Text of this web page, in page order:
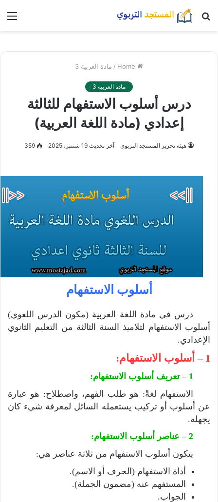
بحث
/ مادة العربية 3
مادة العربية 3
درس أسلوب الاستفهام للثالثة
إعدادي (مادة اللغة العربية)
هيئة تحرير المستجد التربوي آخر تحديث 19 شتنبر، 2025 359
أسلوب الاستفهام
درس في مادة اللغة العربية (مكون الدرس اللغوي)
أسلوب الاستفهام لتلاميذ السنة الثالثة من التعليم الثانوي
الإعدادي.
I – أسلوب الاستفهام:
1 – تعريف أسلوب الاستفهام:
الاستفهام لغةً: هو طلب الفهم، واصطلاح: هو عبارة
عن أسلوب أو تركيب يستعمله السائل لمعرفة شيء كان
يجهله.
2 – عناصر أسلوب الاستفهام:
يتكون أسلوب الاستفهام من ثلاثة عناصر هي:
أداة الاستفهام (الحرف أو الاسم).
المستفهم عنه (مضمون الجملة).
الجواب.